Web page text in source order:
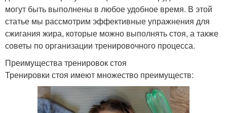
могут быть выполнены в любое удобное время. В этой
статье мы рассмотрим эффективные упражнения для
сжигания жира, которые можно выполнять стоя, а также
советы по организации тренировочного процесса.
Преимущества тренировок стоя
Тренировки стоя имеют множество преимуществ: